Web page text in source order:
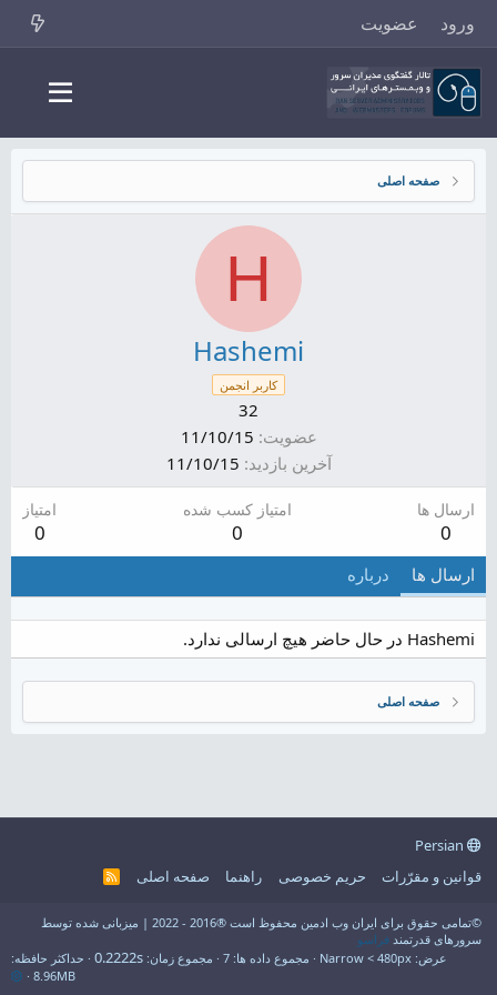
ورود عضویت
صفحه اصلی
H
Hashemi
کاربر انجمن
32
عضویت 11/10/15
آخرین بازدید 11/10/15
ارسال ها
0
امتیاز کسب شده
0
امتیاز
0
ارسال ها درباره
Hashemi در حال حاضر هیچ ارسالی ندارد.
صفحه اصلی
قوانین و مقرّرات
حریم خصوصی راهنما صفحه اصلی
R
©تمامی حقوق برای ایران وب ادمین محفوظ است ®2016 - 2022 | میزبانی شده توسط
سرورهای قدرتمند فراسو
عرض
مجموع داده ها 7 مجموع زمان 0.2222s
حداکثر حافظه
8.96MB